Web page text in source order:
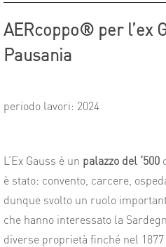
AERcoppo® per l’ex
Pausania
periodo lavori: 2024
L’Ex Gauss è un palazzo del ‘500
è stato: convento, carcere,
dunque svolto un ruolo
che hanno interessato la
diverse proprietà finché nel